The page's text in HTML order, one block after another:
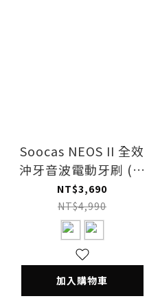
Soocas NEOS II 全效
沖牙音波電動牙刷 (星
空藍/珍珠白)
NT$3,690
NT$4,990
加入購物車